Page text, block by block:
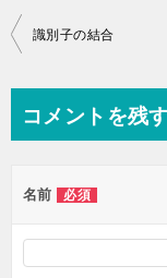
投
ビ
ー
シ
識別子の結合
コメントを残
名前 必須